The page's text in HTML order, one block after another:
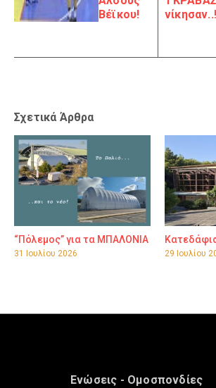
Βέϊκου!
νίκησαν..!
Σχετικά Άρθρα
“Πόλεμος” για τα ΜΠΑΛΟΝΙΑ
31 Ιουλίου 2026 29 Ιουλίου
Ενώσεις - Ομοσπονδίες